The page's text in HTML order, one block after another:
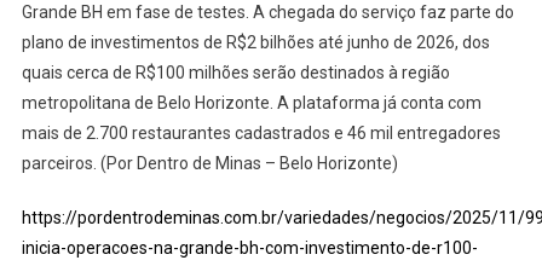
Grande BH em fase de testes. A chegada do serviço faz parte do
plano de investimentos de R$2 bilhões até junho de 2026, dos
quais cerca de R$100 milhões serão destinados à região
metropolitana de Belo Horizonte. A plataforma já conta com
mais de 2.700 restaurantes cadastrados e 46 mil entregadores
parceiros. (Por Dentro de Minas – Belo Horizonte)
https://pordentrodeminas.com.br/variedades/negocios/2025/11/
inicia-operacoes-na-grande-bh-com-investimento-de-r100-